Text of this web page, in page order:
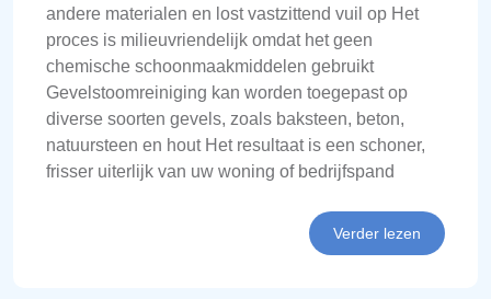
andere materialen en lost vastzittend vuil op Het
proces is milieuvriendelijk omdat het geen
chemische schoonmaakmiddelen gebruikt
Gevelstoomreiniging kan worden toegepast op
diverse soorten gevels, zoals baksteen, beton,
natuursteen en hout Het resultaat is een schoner,
frisser uiterlijk van uw woning of bedrijfspand
Verder lezen